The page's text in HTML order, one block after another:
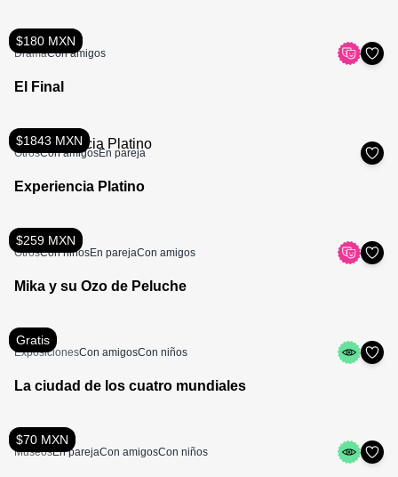
$180 MXN
DramaCon amigos
El Final
$1843 MXN
OtrosCon amigosEn pareja
Experiencia Platino
$259 MXN
OtrosCon niñosEn parejaCon amigos
Mika y su Ozo de Peluche
Gratis
ExposicionesCon amigosCon niños
La ciudad de los cuatro mundiales
$70 MXN
MuseosEn parejaCon amigosCon niños